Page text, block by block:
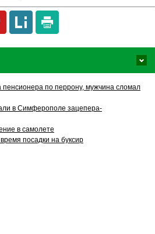
по перрону, мужчина сломал
в Симферополе зацепера-
в самолете
посадки на буксир